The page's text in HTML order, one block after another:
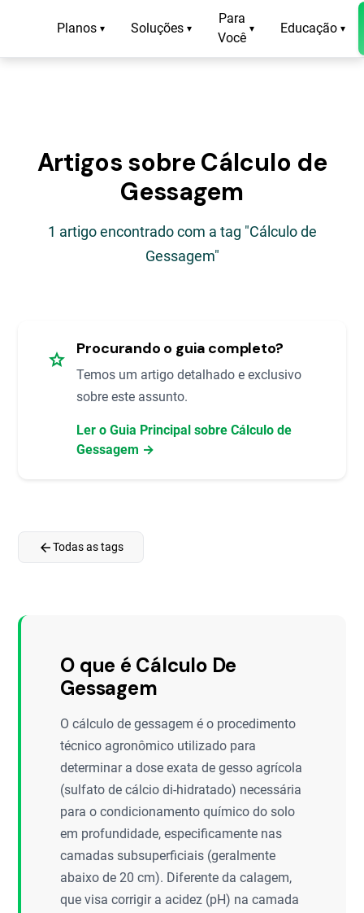
Planos ▾ Soluções ▾
Para
Você
▾ Educação ▾
Artigos sobre Cálculo de
Gessagem
1 artigo encontrado com a tag "Cálculo de
Gessagem"
star Procurando o guia completo?
Temos um artigo detalhado e exclusivo
sobre este assunto.
Ler o Guia Principal sobre Cálculo de
Gessagem →
arrow_backTodas as tags
O que é Cálculo De
Gessagem
O cálculo de gessagem é o procedimento
técnico agronômico utilizado para
determinar a dose exata de gesso agrícola
(sulfato de cálcio di-hidratado) necessária
para o condicionamento químico do solo
em profundidade, especificamente nas
camadas subsuperficiais (geralmente
abaixo de 20 cm). Diferente da calagem,
que visa corrigir a acidez (pH) na camada